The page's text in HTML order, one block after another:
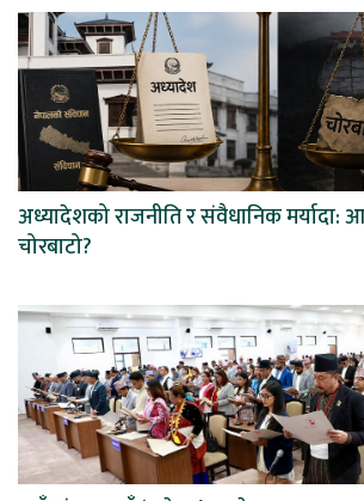
अध्यादेशको राजनीति र संवैधानिक मर्यादा:
चोरबाटो?